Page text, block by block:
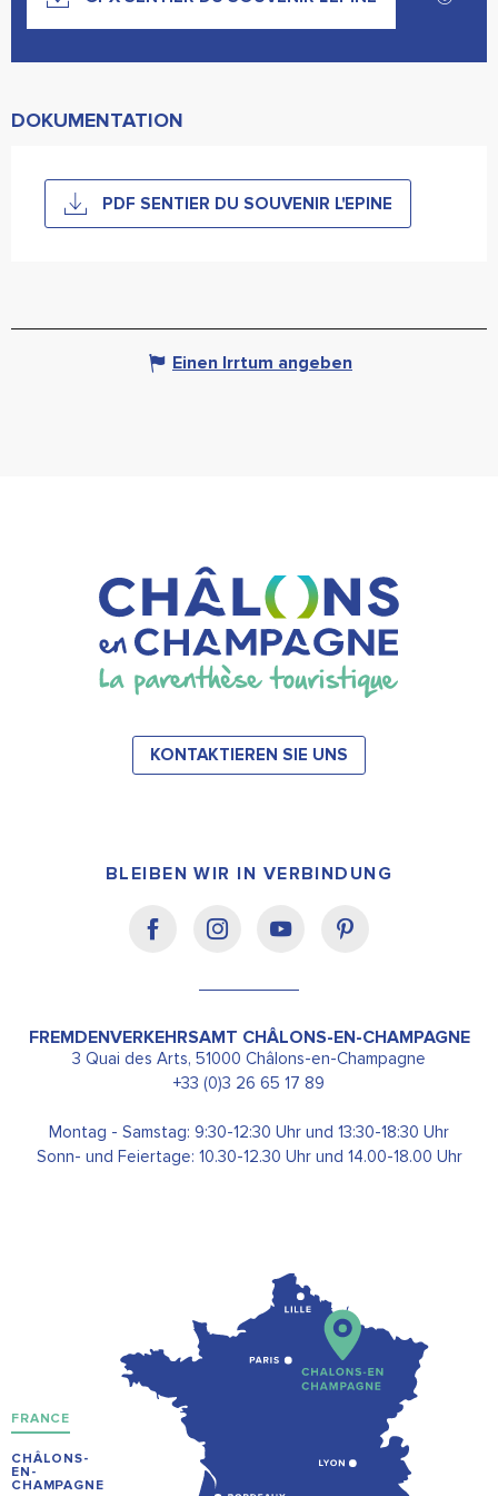
DOKUMENTATION
PDF SENTIER DU SOUVENIR L'EPINE
Einen Irrtum angeben
KONTAKTIEREN SIE UNS
BLEIBEN WIR IN VERBINDUNG
FREMDENVERKEHRSAMT CHÂLONS-EN-CHAMPAGNE
3 Quai des Arts, 51000 Châlons-en-Champagne
+33 (0)3 26 65 17 89
Montag - Samstag: 9:30-12:30 Uhr und 13:30-18:30 Uhr
Sonn- und Feiertage: 10.30-12.30 Uhr und 14.00-18.00 Uhr
FRANCE
CHÂLONS-
EN-
CHAMPAGNE